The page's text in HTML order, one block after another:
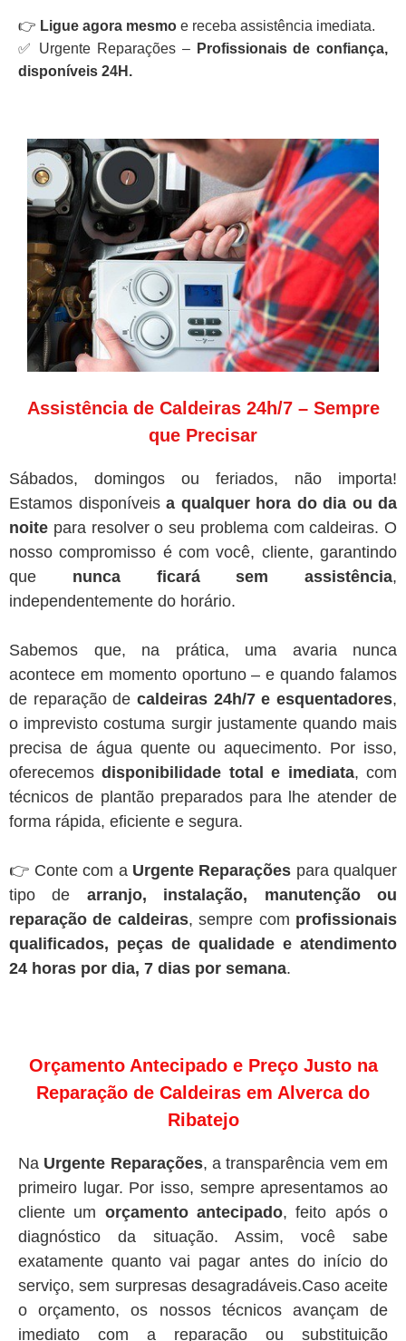
👉 Ligue agora mesmo e receba assistência imediata.
✅ Urgente Reparações – Profissionais de confiança,
disponíveis 24H.
Assistência de Caldeiras 24h/7 – Sempre
que Precisar
Sábados, domingos ou feriados, não importa!
Estamos disponíveis a qualquer hora do dia ou da
noite para resolver o seu problema com caldeiras. O
nosso compromisso é com você, cliente, garantindo
que nunca ficará sem assistência,
independentemente do horário.
Sabemos que, na prática, uma avaria nunca
acontece em momento oportuno – e quando falamos
de reparação de caldeiras 24h/7 e esquentadores,
o imprevisto costuma surgir justamente quando mais
precisa de água quente ou aquecimento. Por isso,
oferecemosdisponibilidade total e imediata, com
técnicos de plantão preparados para lhe atender de
forma rápida, eficiente e segura.
👉 Conte com a Urgente Reparações para qualquer
tipo de arranjo, instalação, manutenção ou
reparação de caldeiras, sempre com profissionais
qualificados, peças de qualidade e atendimento
24 horas por dia, 7 dias por semana.
Orçamento Antecipado e Preço Justo na
Reparação de Caldeiras em Alverca do
Ribatejo
Na Urgente Reparações, a transparência vem em
primeiro lugar. Por isso, sempre apresentamos ao
cliente um orçamento antecipado, feito após o
diagnóstico da situação. Assim, você sabe
exatamente quanto vai pagar antes do início do
serviço, sem surpresas desagradáveis.Caso aceite
o orçamento, os nossos técnicos avançam de
imediato com a reparação ou substituição